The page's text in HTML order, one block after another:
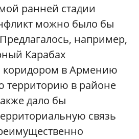
ранней стадии
можно было бы
например,
Карабах
в Армению
территорию в районе
дало бы
связь